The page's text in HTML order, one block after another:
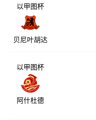
以甲图杯
贝尼叶胡达
以甲图杯
阿什杜德